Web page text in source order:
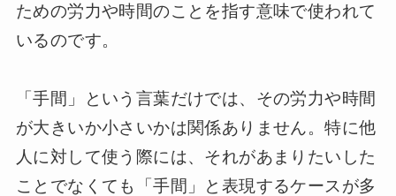
ための労力や時間のことを指す意味で使われて
いるのです。
「手間」という言葉だけでは、その労力や時間
が大きいか小さいかは関係ありません。特に他
人に対して使う際には、それがあまりたいした
ことでなくても「手間」と表現するケースが多